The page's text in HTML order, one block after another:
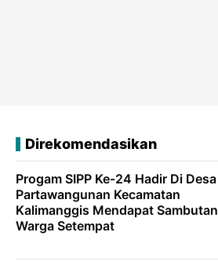
Direkomendasikan
Progam SIPP Ke-24 Hadir Di Desa
Partawangunan Kecamatan
Kalimanggis Mendapat Sambutan
Warga Setempat